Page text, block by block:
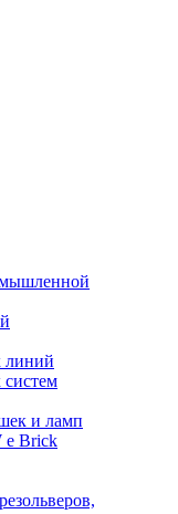
линий
и ламп
e Brick